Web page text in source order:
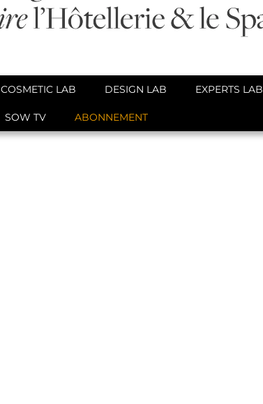
COSMETIC LAB DESIGN LAB EXPERTS LAB
SOW TV ABONNEMENT